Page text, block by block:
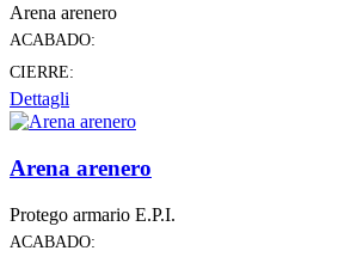
Arena arenero
ACABADO:
CIERRE:
Dettagli
Arena arenero
Protego armario E.P.I.
ACABADO: